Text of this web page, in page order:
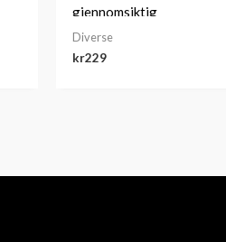
gjennomsiktig
Diverse
kr229